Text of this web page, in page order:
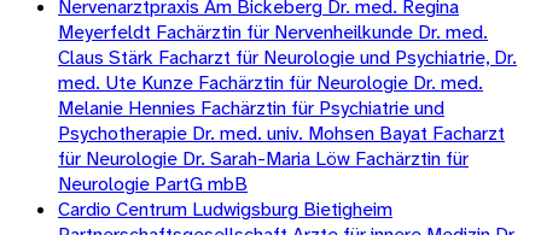
Nervenarztpraxis Am Bickeberg Dr. med. Regina
Meyerfeldt Fachärztin für Nervenheilkunde Dr. med.
Claus Stärk Facharzt für Neurologie und Psychiatrie, Dr.
med. Ute Kunze Fachärztin für Neurologie Dr. med.
Melanie Hennies Fachärztin für Psychiatrie und
Psychotherapie Dr. med. univ. Mohsen Bayat Facharzt
für Neurologie Dr. Sarah-Maria Löw Fachärztin für
Neurologie PartG mbB
Cardio Centrum Ludwigsburg Bietigheim